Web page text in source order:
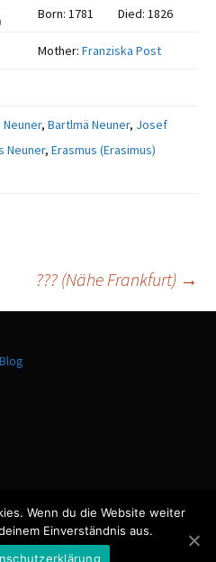
Born: 1781 Died: 1826
Mother: Franziska Post
, Bartlmä Neuner, Josef
Neuner, Erasmus (Erasimus)
??? (Nähe Frankfurt) →
von WordPress
Wenn du die Website weiter
Einverständnis aus.